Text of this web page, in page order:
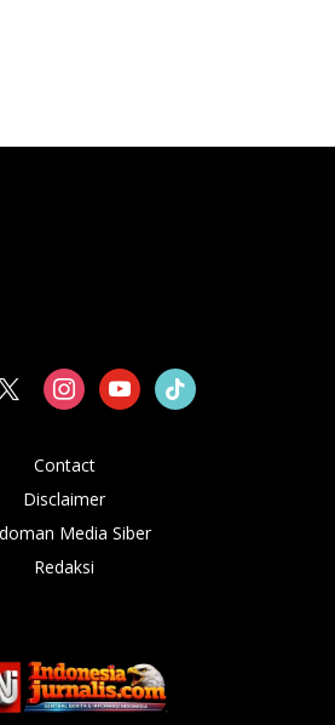
instagramyoutubetiktok
Contact
Disclaimer
Media Siber
Redaksi